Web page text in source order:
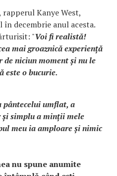
Kanye West,
decembrie anul acesta.
"Voi fi realistă!
mai groaznică experiență
niciun moment și nu le
este o bucurie.
pântecelui umflat, a
simplu a minții mele
meu ia amploare și nimic
nu spune anumite